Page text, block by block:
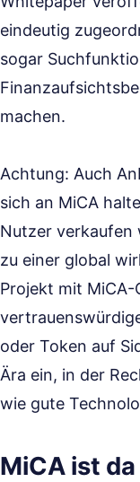
eindeutig
sogar
machen.
Achtung: Auch
sich an MiCA
Nutzer verkaufen
zu einer global
Projekt mit
oder Token auf
Ära ein, in der
wie gute
MiCA ist